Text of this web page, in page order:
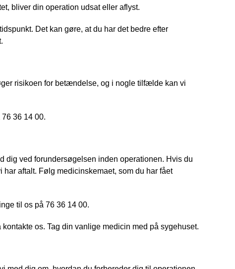
bliver din operation udsat eller aflyst.
Det kan gøre, at du har det bedre efter
risikoen for betændelse, og i nogle tilfælde kan vi
36 14 00.
dig ved forundersøgelsen inden operationen. Hvis du
aftalt. Følg medicinskemaet, som du har fået
til os på 76 36 14 00.
os. Tag din vanlige medicin med på sygehuset.